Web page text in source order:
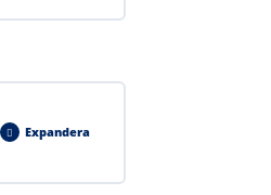
Expandera